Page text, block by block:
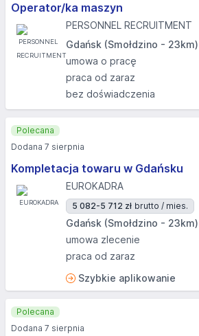
Operator/ka maszyn
PERSONNEL RECRUITMENT
Gdańsk (Smołdzino - 23km)
umowa o pracę
praca od zaraz
bez doświadczenia
Kompletacja towaru w Gdańsku
EUROKADRA
5 082-5 712 zł brutto / mies.
Gdańsk (Smołdzino - 23km)
umowa zlecenie
praca od zaraz
Szybkie aplikowanie
Polecana
Dodana 7 sierpnia
Polecana
Dodana 7 sierpnia